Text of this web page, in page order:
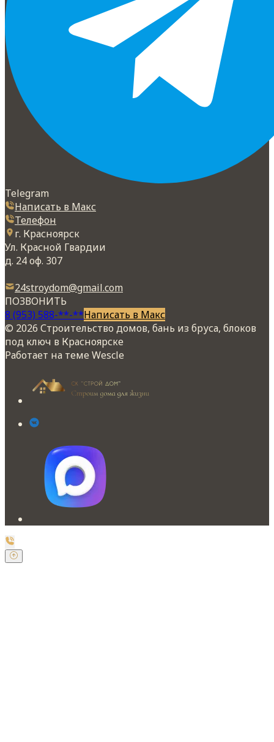
Telegram
Написать в Макс
Телефон
г. Красноярск
Ул. Красной Гвардии
д. 24 оф. 307
24stroydom@gmail.com
ПОЗВОНИТЬ
8 (953) 588-**-**Написать в Макс
© 2026 Строительство домов, бань из бруса, блоков
под ключ в Красноярске
Работает на теме Wescle